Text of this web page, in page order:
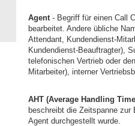
Agent- Begriff für einen Call
bearbeitet. Andere übliche
Attendant, Kundendienst-
Kundendienst-Beauftragter),
telefonischen Vertrieb oder
Mitarbeiter), interner
AHT (Average Handling
beschreibt die Zeitspanne
Agent durchgestellt wurde.